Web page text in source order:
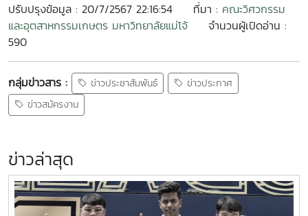
ปรับปรุงข้อมูล : 20/7/2567 22:16:54 ที่มา : คณะวิศวกรรม
และอุตสาหกรรมเกษตร มหาวิทยาลัยแม่โจ้
จำนวนผู้เปิดอ่าน :
590
กลุ่มข่าวสาร : ข่าวประชาสัมพันธ์
ข่าวประกาศ
ข่าวสมัครงาน
ข่าวล่าสุด